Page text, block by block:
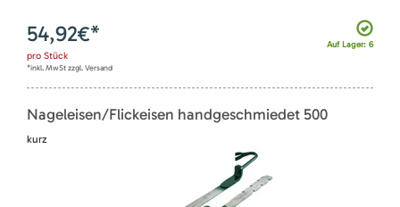
Auf Lager: 6
54,92€*
pro Stück
*inkl. MwSt zzgl. Versand
Nageleisen/Flickeisen handgeschmiedet 500
kurz